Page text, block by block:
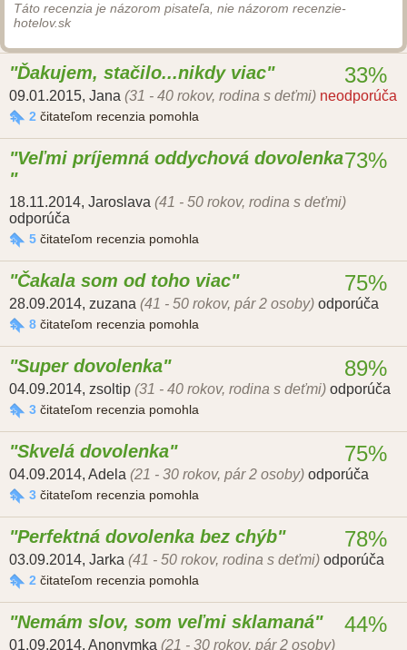
Táto recenzia je názorom pisateľa, nie názorom recenzie-
hotelov.sk
Ďakujem, stačilo...nikdy viac
09.01.2015, Jana (31 - 40 rokov, rodina s deťmi) neodporúča
2 čitateľom recenzia pomohla
33%
Veľmi príjemná oddychová dovolenka
18.11.2014, Jaroslava (41 - 50 rokov, rodina s deťmi)
odporúča
5 čitateľom recenzia pomohla
73%
Čakala som od toho viac
28.09.2014, zuzana (41 - 50 rokov, pár 2 osoby) odporúča
8 čitateľom recenzia pomohla
75%
Super dovolenka
04.09.2014, zsoltip (31 - 40 rokov, rodina s deťmi) odporúča
3 čitateľom recenzia pomohla
89%
Skvelá dovolenka
04.09.2014, Adela (21 - 30 rokov, pár 2 osoby) odporúča
3 čitateľom recenzia pomohla
75%
Perfektná dovolenka bez chýb
03.09.2014, Jarka (41 - 50 rokov, rodina s deťmi) odporúča
2 čitateľom recenzia pomohla
78%
Nemám slov, som veľmi sklamaná
01.09.2014, Anonymka (21 - 30 rokov, pár 2 osoby)
44%